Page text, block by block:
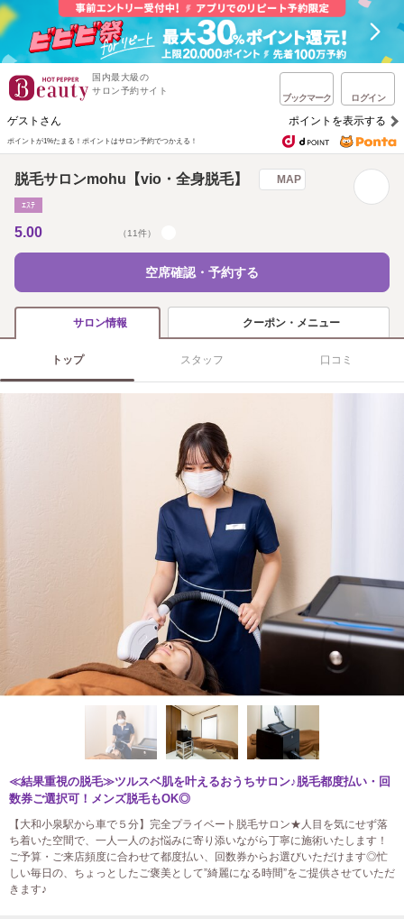
国内最大級の
サロン予約サイト
ブックマーク ログイン
ゲストさん ポイントを表示する
ポイントが1%たまる！ ポイントはサロン予約でつかえる！
脱毛サロンmohu【vio・全身脱毛】 MAP
ｴｽﾃ
5.00 （11件）
空席確認・予約する
サロン情報 クーポン・メニュー
トップ スタッフ 口コミ
≪結果重視の脱毛≫ツルスベ肌を叶えるおうちサロン♪脱毛都度払い・回
数券ご選択可！メンズ脱毛もOK◎
【大和小泉駅から車で５分】完全プライベート脱毛サロン★人目を気にせず落
ち着いた空間で、一人一人のお悩みに寄り添いながら丁寧に施術いたします！
ご予算・ご来店頻度に合わせて都度払い、回数券からお選びいただけます◎忙
しい毎日の、ちょっとしたご褒美として”綺麗になる時間”をご提供させていただ
きます♪